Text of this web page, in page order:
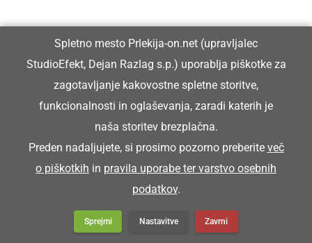
Spletno mesto Prlekija-on.net (upravljalec
StudioEfekt, Dejan Razlag s.p.) uporablja piškotke za
zagotavljanje kakovostne spletne storitve,
funkcionalnosti in oglaševanja, zaradi katerih je
naša storitev brezplačna.
Preden nadaljujete, si prosimo pozorno preberite več
o piškotkih in pravila uporabe ter varstvo osebnih
podatkov.
Sprejmi Nastavitve Zavrni